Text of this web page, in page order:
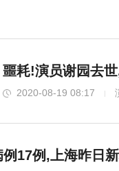
噩耗!演员谢园去
2020-08-19 08:17
17例,上海昨日